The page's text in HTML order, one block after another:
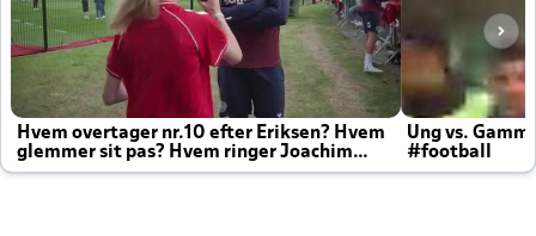
Hvem overtager nr.10 efter Eriksen? Hvem
glemmer sit pas? Hvem ringer Joachim
altid til efter kampe?
Ung vs.
#football